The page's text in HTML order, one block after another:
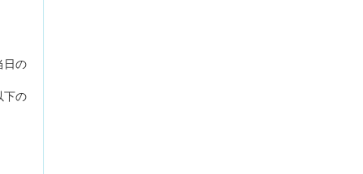
日の
下の